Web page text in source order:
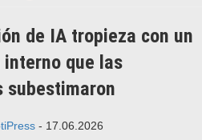
de IA tropieza con un
interno que las
subestimaron
- 17.06.2026